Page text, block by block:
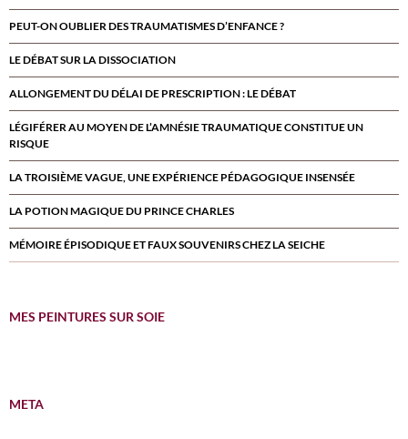
PEUT-ON OUBLIER DES TRAUMATISMES D’ENFANCE ?
LE DÉBAT SUR LA DISSOCIATION
ALLONGEMENT DU DÉLAI DE PRESCRIPTION : LE DÉBAT
LÉGIFÉRER AU MOYEN DE L’AMNÉSIE TRAUMATIQUE CONSTITUE UN
RISQUE
LA TROISIÈME VAGUE, UNE EXPÉRIENCE PÉDAGOGIQUE INSENSÉE
LA POTION MAGIQUE DU PRINCE CHARLES
MÉMOIRE ÉPISODIQUE ET FAUX SOUVENIRS CHEZ LA SEICHE
MES PEINTURES SUR SOIE
META